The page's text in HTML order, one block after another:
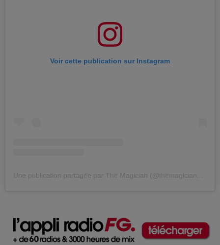
Voir cette publication sur Instagram
Une publication partagée par The Magician (@themagicianclub)